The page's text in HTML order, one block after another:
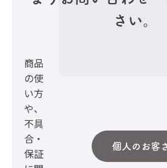
さい。
商品
の使
い方
や、
不具
合・
保証
個人のお客